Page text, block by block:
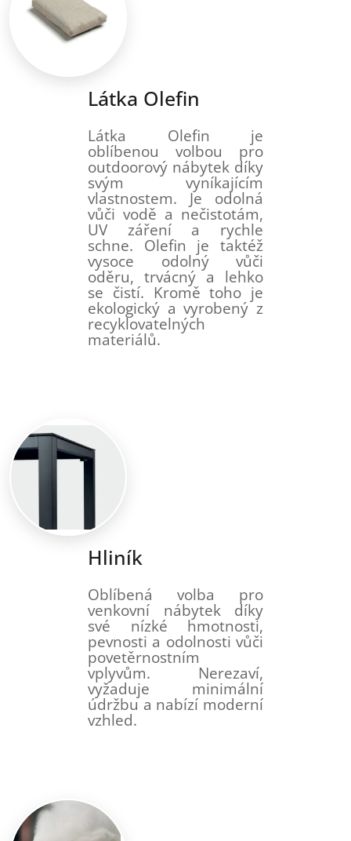
Látka Olefin
Látka Olefin je
oblíbenou volbou pro
outdoorový nábytek díky
svým vyníkajícím
vlastnostem. Je odolná
vůči vodě a nečistotám,
UV záření a rychle
schne. Olefin je taktéž
vysoce odolný vůči
oděru, trvácný a lehko
se čistí. Kromě toho je
ekologický a vyrobený z
recyklovatelných
materiálů.
Hliník
Oblíbená volba pro
venkovní nábytek díky
své nízké hmotnosti,
pevnosti a odolnosti vůči
povetěrnostním
vplyvům. Nerezaví,
vyžaduje minimální
údržbu a nabízí moderní
vzhled.